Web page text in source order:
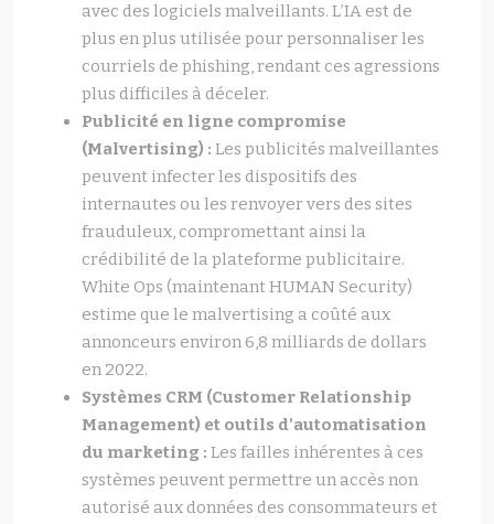
avec des logiciels malveillants. L’IA est de
plus en plus utilisée pour personnaliser les
courriels de phishing, rendant ces agressions
plus difficiles à déceler.
Publicité en ligne compromise
(Malvertising) : Les publicités malveillantes
peuvent infecter les dispositifs des
internautes ou les renvoyer vers des sites
frauduleux, compromettant ainsi la
crédibilité de la plateforme publicitaire.
White Ops (maintenant HUMAN Security)
estime que le malvertising a coûté aux
annonceurs environ 6,8 milliards de dollars
en 2022.
Systèmes CRM (Customer Relationship
Management) et outils d’automatisation
du marketing : Les failles inhérentes à ces
systèmes peuvent permettre un accès non
autorisé aux données des consommateurs et